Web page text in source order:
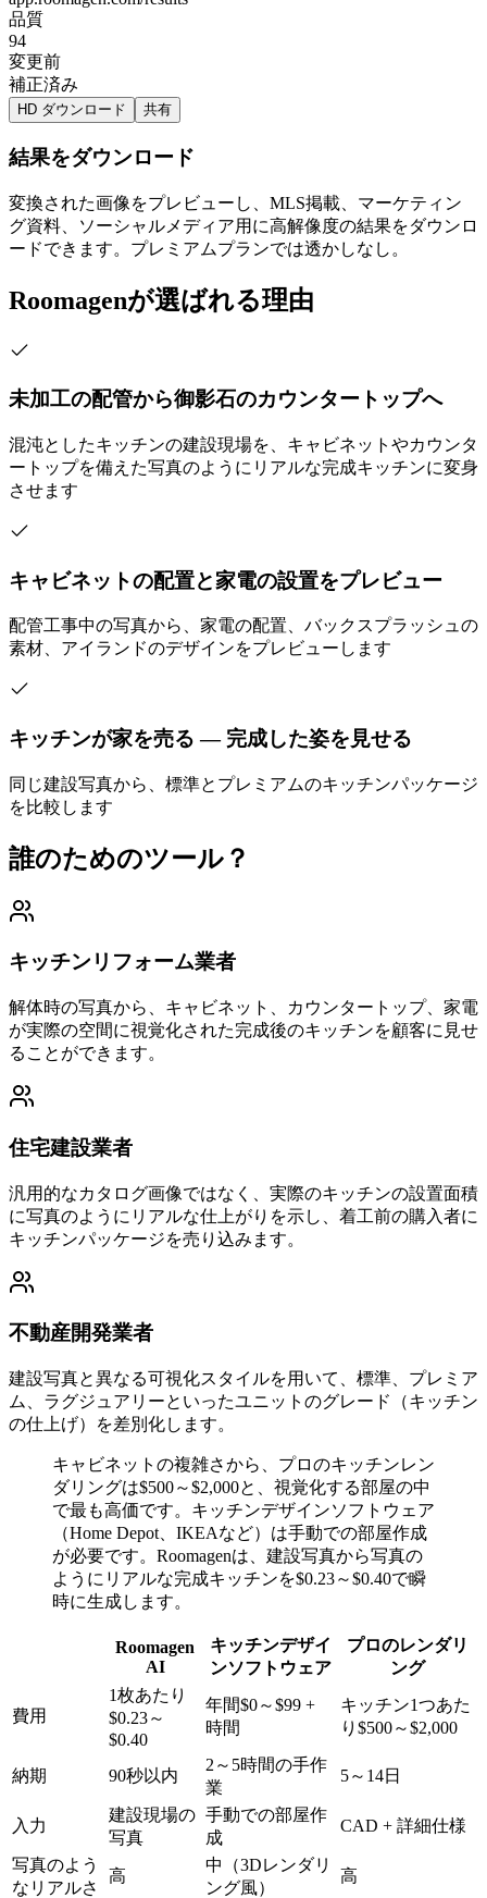
品質
94
変更前
補正済み
HD ダウンロード 共有
結果をダウンロード
変換された画像をプレビューし、MLS掲載、マーケティン
グ資料、ソーシャルメディア用に高解像度の結果をダウンロ
ードできます。プレミアムプランでは透かしなし。
Roomagenが選ばれる理由
未加工の配管から御影石のカウンタートップへ
混沌としたキッチンの建設現場を、キャビネットやカウンタ
ートップを備えた写真のようにリアルな完成キッチンに変身
させます
キャビネットの配置と家電の設置をプレビュー
配管工事中の写真から、家電の配置、バックスプラッシュの
素材、アイランドのデザインをプレビューします
キッチンが家を売る — 完成した姿を見せる
同じ建設写真から、標準とプレミアムのキッチンパッケージ
を比較します
誰のためのツール？
キッチンリフォーム業者
解体時の写真から、キャビネット、カウンタートップ、家電
が実際の空間に視覚化された完成後のキッチンを顧客に見せ
ることができます。
住宅建設業者
汎用的なカタログ画像ではなく、実際のキッチンの設置面積
に写真のようにリアルな仕上がりを示し、着工前の購入者に
キッチンパッケージを売り込みます。
不動産開発業者
建設写真と異なる可視化スタイルを用いて、標準、プレミア
ム、ラグジュアリーといったユニットのグレード（キッチン
の仕上げ）を差別化します。
キャビネットの複雑さから、プロのキッチンレン
ダリングは$500～$2,000と、視覚化する部屋の中
で最も高価です。キッチンデザインソフトウェア
（Home Depot、IKEAなど）は手動での部屋作成
が必要です。Roomagenは、建設写真から写真の
ようにリアルな完成キッチンを$0.23～$0.40で瞬
時に生成します。
Roomagen
AI
キッチンデザイ
ンソフトウェア
プロのレンダリ
ング
費用
1枚あたり
$0.23～
$0.40
年間$0～$99 +
時間
キッチン1つあた
り$500～$2,000
納期 90秒以内
2～5時間の手作
業
5～14日
入力
建設現場の
写真
手動での部屋作
成
CAD + 詳細仕様
写真のよう
なリアルさ
高
中（3Dレンダリ
ング風）
高